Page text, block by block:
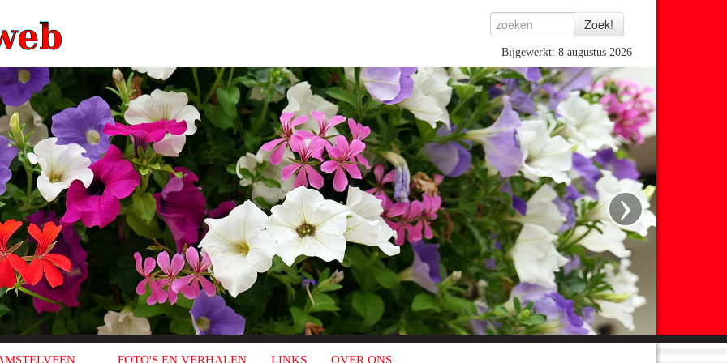
Bijgewerkt: 8 augustus 2026
›
FOTO'S EN VERHALEN LINKS OVER ONS